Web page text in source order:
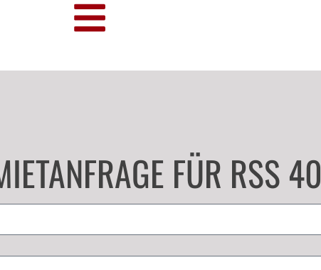
FÜR RSS 40